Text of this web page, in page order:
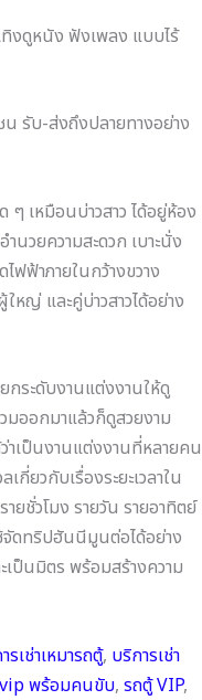
งดูหนัง ฟังเพลง แบบไร้
รับ-ส่งถึงปลายทางอย่าง
ๆ เหมือนบ่าวสาว ได้อยู่ห้อง
วยความสะดวก เบาะนั่ง
ฟฟ้าภายในกว้างขวาง
หญ่ และคู่บ่าวสาวได้อย่าง
กระดับงานแต่งงานให้ดู
ออกมาแล้วก็ดูสวยงาม
าเป็นงานแต่งงานที่หลายคน
ยวกับเรื่องระยะเวลาใน
ายชั่วโมง รายวัน รายอาทิตย์
จัดทริปฮันนีมูนต่อได้อย่าง
ป็นมิตร พร้อมสร้างความ
รเช่าเหมารถตู้, บริการเช่า
vip พร้อมคนขับ, รถตู้ VIP